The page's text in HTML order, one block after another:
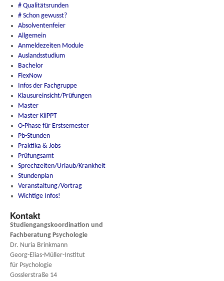
# Qualitätsrunden
# Schon gewusst?
Absolventenfeier
Allgemein
Anmeldezeiten Module
Auslandsstudium
Bachelor
FlexNow
Infos der Fachgruppe
Klausureinsicht/Prüfungen
Master
Master KliPPT
O-Phase für Erstsemester
Pb-Stunden
Praktika & Jobs
Prüfungsamt
Sprechzeiten/Urlaub/Krankheit
Stundenplan
Veranstaltung/Vortrag
Wichtige Infos!
Kontakt
Studiengangskoordination und
Fachberatung Psychologie
Dr. Nuria Brinkmann
Georg-Elias-Müller-Institut
für Psychologie
Gosslerstraße 14